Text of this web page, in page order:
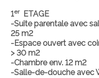
1erETAGE
-Suite parentale avec
25 m2
-Espace ouvert avec
> 30 m2
-Chambre env. 12 m2
-Salle-de-douche avec